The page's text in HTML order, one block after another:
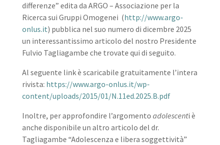
differenze” edita da ARGO – Associazione per la
Ricerca sui Gruppi Omogenei (http://www.argo-
onlus.it) pubblica nel suo numero di dicembre 2025
un interessantissimo articolo del nostro Presidente
Fulvio Tagliagambe che trovate qui di seguito.
Al seguente link è scaricabile gratuitamente l’intera
rivista: https://www.argo-onlus.it/wp-
content/uploads/2015/01/N.11ed.2025.B.pdf
Inoltre, per approfondire l’argomento adolescenti è
anche disponibile un altro articolo del dr.
Tagliagambe “Adolescenza e libera soggettività”